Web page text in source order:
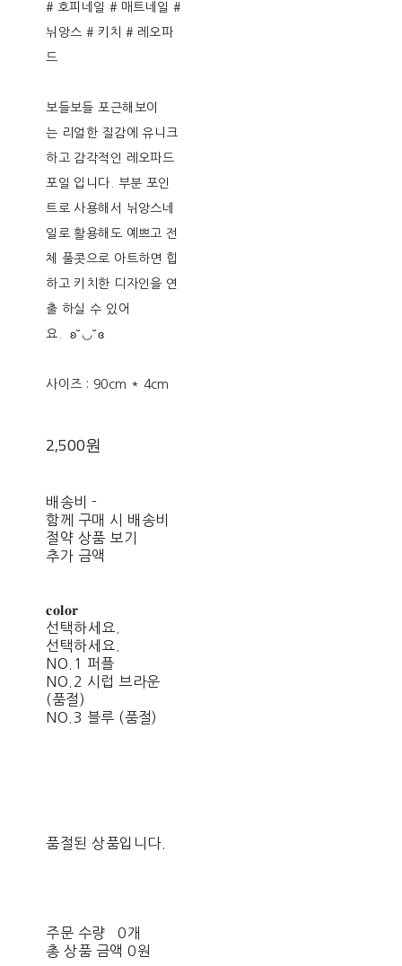
# 호피네일 # 매트네일 #
뉘앙스 # 키치 # 레오파
드
보들보들 포근해보이
는 리얼한 질감에 유니크
하고 감각적인 레오파드
포일 입니다. 부분 포인
트로 사용해서 뉘앙스네
일로 활용해도 예쁘고 전
체 풀콧으로 아트하면 힙
하고 키치한 디자인을 연
출 하실 수 있어
요. ʚ˘◡˘ɞ
사이즈 : 90cm * 4cm
2,500원
배송비 -
함께 구매 시 배송비
절약 상품 보기
추가 금액
𝐜𝐨𝐥𝐨𝐫
선택하세요.
선택하세요.
NO.1 퍼플
NO.2 시럽 브라운
(품절)
NO.3 블루 (품절)
품절된 상품입니다.
주문 수량
0개
총 상품 금액 0원